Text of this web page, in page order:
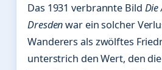
Das 1931 verbrannte Bild Die
Dresdenwar ein solcher
Wanderers als zwölftes
unterstrich den Wert, den